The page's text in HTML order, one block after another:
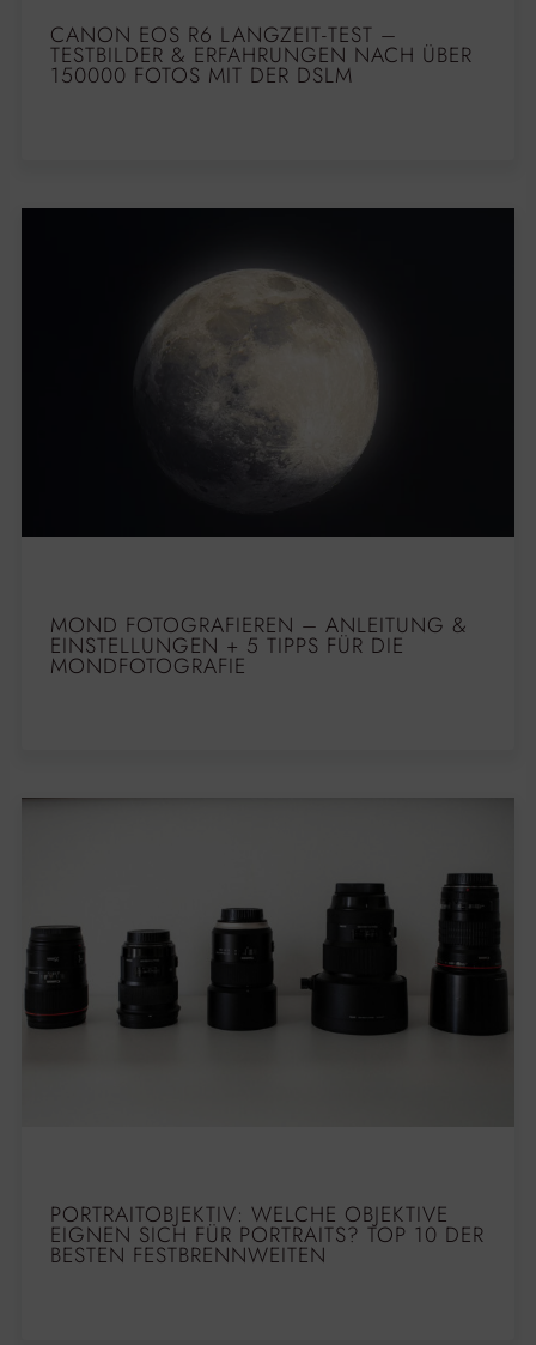
CANON EOS R6 LANGZEIT-TEST –
TESTBILDER & ERFAHRUNGEN NACH ÜBER
150000 FOTOS MIT DER DSLM
MOND FOTOGRAFIEREN – ANLEITUNG &
EINSTELLUNGEN + 5 TIPPS FÜR DIE
MONDFOTOGRAFIE
PORTRAITOBJEKTIV: WELCHE OBJEKTIVE
EIGNEN SICH FÜR PORTRAITS? TOP 10 DER
BESTEN FESTBRENNWEITEN